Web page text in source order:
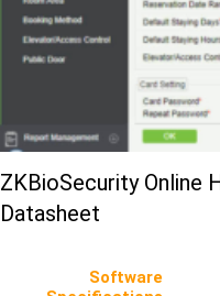
ZKBioSecurity Online
Datasheet
Software